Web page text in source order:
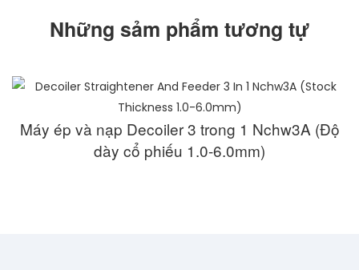
Những sảm phẩm tương tự
Máy ép và nạp Decoiler 3 trong 1 Nchw3A (Độ
dày cổ phiếu 1.0-6.0mm)